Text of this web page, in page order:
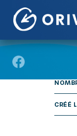
Aller au contenu
CRÉÉ
Panneau de